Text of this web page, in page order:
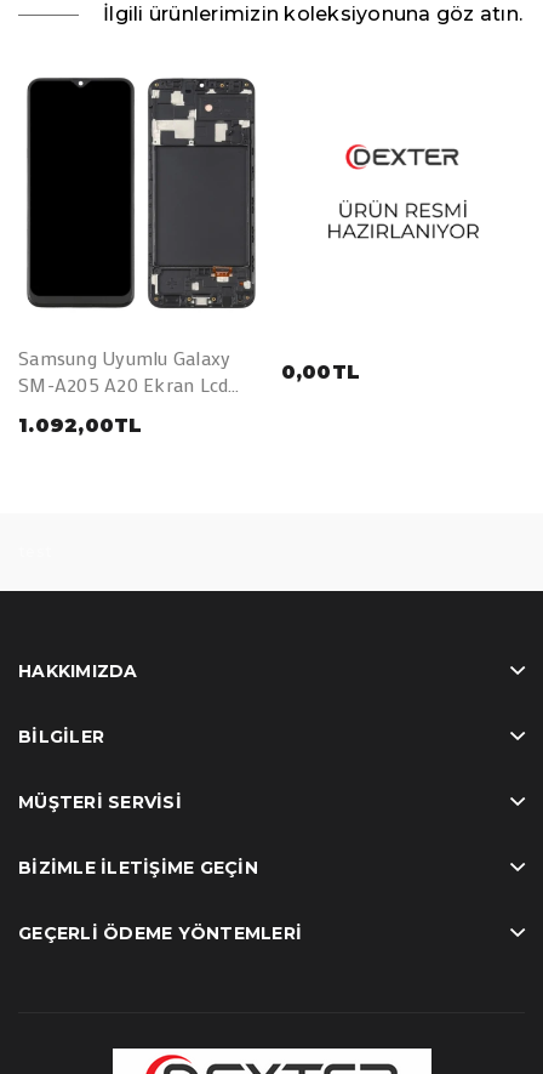
İlgili ürünlerimizin koleksiyonuna göz atın.
Samsung Uyumlu Galaxy
SM-A205 A20 Ekran Lcd
(AAA Kalite)
1.092,00TL
0,00TL
HAKKIMIZDA
BILGILER
MÜŞTERI SERVISI
BIZIMLE İLETIŞIME GEÇIN
GEÇERLI ÖDEME YÖNTEMLERI